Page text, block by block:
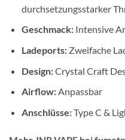
durchsetzungsstarker
Geschmack:Intensive
Ladeports:Zweifache
Design:Crystal Craft
Airflow:Anpassbar
Anschlüsse:Type C &